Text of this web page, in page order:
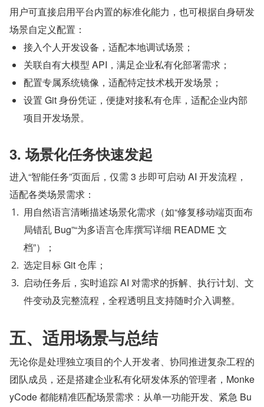
用户可直接启用平台内置的标准化能力，也可根据自身研发
场景自定义配置：
接入个人开发设备，适配本地调试场景；
关联自有大模型 API，满足企业私有化部署需求；
配置专属系统镜像，适配特定技术栈开发场景；
设置 Git 身份凭证，便捷对接私有仓库，适配企业内部
项目开发场景。
3. 场景化任务快速发起
进入“智能任务”页面后，仅需 3 步即可启动 AI 开发流程，
适配各类场景需求：
用自然语言清晰描述场景化需求（如“修复移动端页面布
局错乱 Bug”“为多语言仓库撰写详细 README 文
档”）；
选定目标 Git 仓库；
启动任务后，实时追踪 AI 对需求的拆解、执行计划、文
件变动及完整流程，全程透明且支持随时介入调整。
五、适用场景与总结
无论你是处理独立项目的个人开发者、协同推进复杂工程的
团队成员，还是搭建企业私有化研发体系的管理者，Monke
yCode 都能精准匹配场景需求：从单一功能开发、紧急 Bu